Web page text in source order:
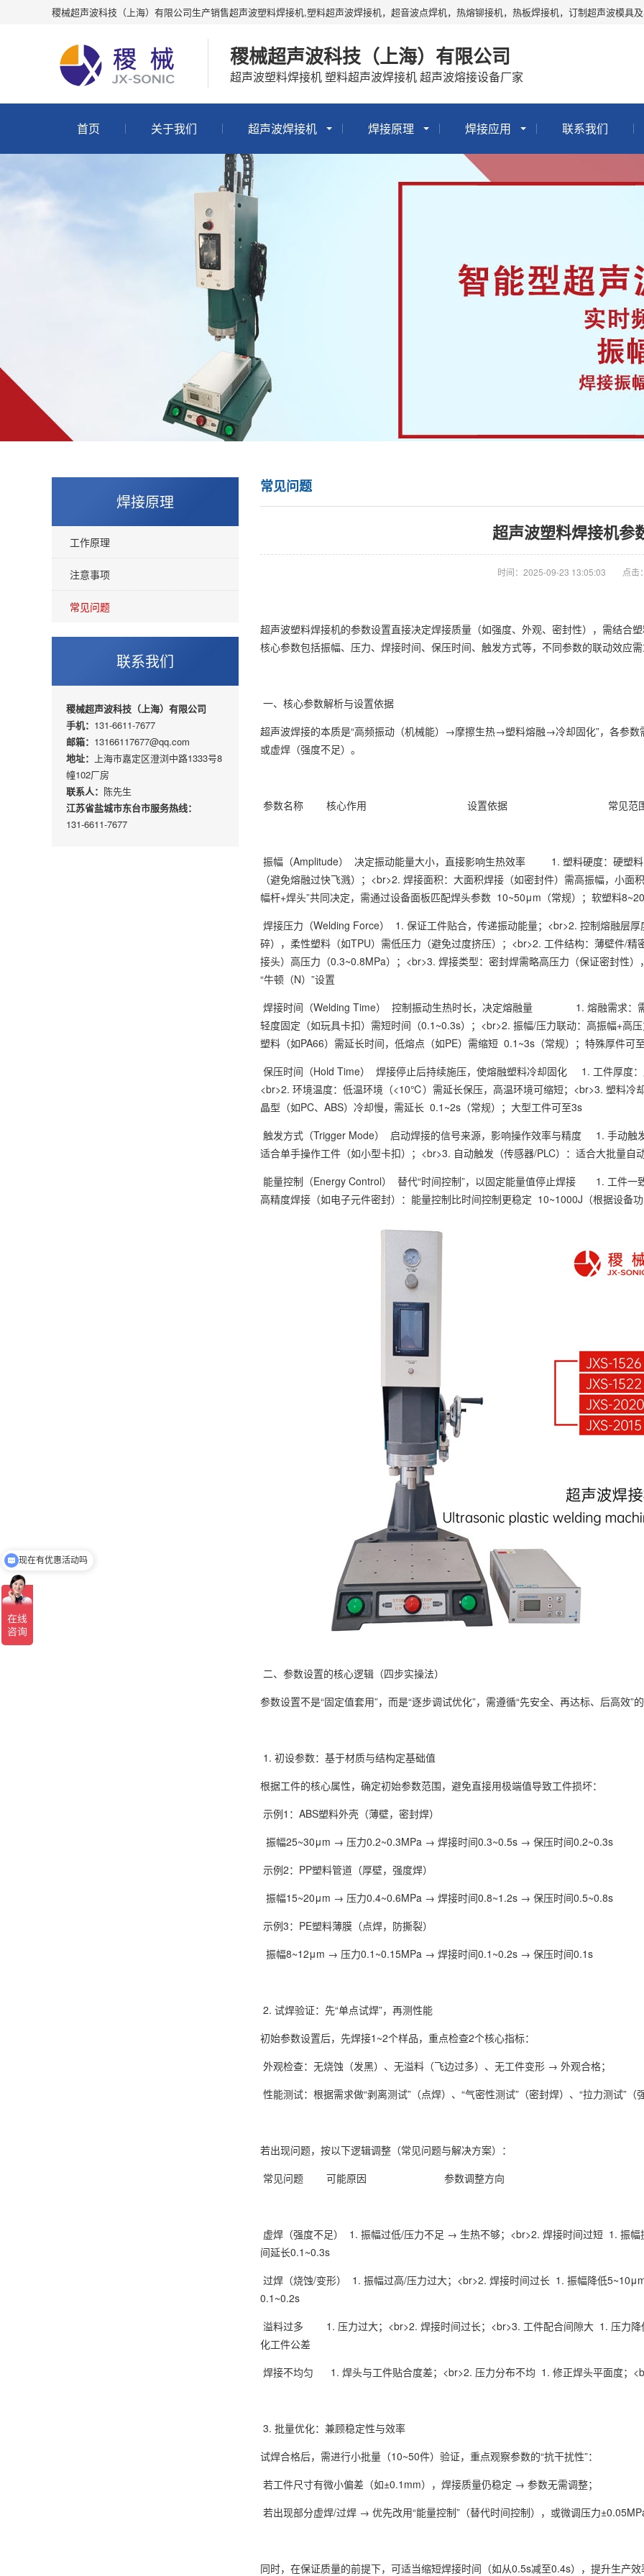
稷械超声波科技（上海）有限公司生产销售超声波塑料焊接机,塑料超声波焊接机，超音波点焊机，热熔铆接机，热板焊接机，订制超声波模具
稷械超声波科技（上海）有限公司
超声波塑料焊接机 塑料超声波焊接机 超声波熔接设备厂家
首页 关于我们 超声波焊接机 焊接原理 焊接应用 联系我们
焊接原理
工作原理
注意事项
常见问题
联系我们
稷械超声波科技（上海）有限公司
手机： 131-6611-7677
邮箱： 13166117677@qq.com
地址：
上海市嘉定区澄浏中路1333号8
幢102厂房
联系人： 陈先生
江苏省盐城市东台市服务热线：
131-6611-7677
常见问题
超声波塑料焊接机参
时间：2025-09-23 13:05:03 点击
超声波塑料焊接机的参数设置直接决定焊接质量（如强度、外观、密封性），需结合
核心参数包括振幅、压力、焊接时间、保压时间、触发方式等，不同参数的联动效应
一、核心参数解析与设置依据
超声波焊接的本质是“高频振动（机械能）→摩擦生热→塑料熔融→冷却固化”，各参数
或虚焊（强度不足）。
参数名称 核心作用 设置依据 常见
振幅（Amplitude） 决定振动能量大小，直接影响生热效率 1. 塑料硬度：硬塑料
（避免熔融过快飞溅）；<br>2. 焊接面积：大面积焊接（如密封件）需高振幅，小
幅杆+焊头”共同决定，需通过设备面板匹配焊头参数 10~50μm（常规）；软塑料
焊接压力（Welding Force） 1. 保证工件贴合，传递振动能量；<br>2. 控制熔融层
碎），柔性塑料（如TPU）需低压力（避免过度挤压）；<br>2. 工件结构：薄壁件/
接头）高压力（0.3~0.8MPa）；<br>3. 焊接类型：密封焊需略高压力（保证密封性
“牛顿（N）”设置
焊接时间（Welding Time） 控制振动生热时长，决定熔融量 1. 熔融需求：需
轻度固定（如玩具卡扣）需短时间（0.1~0.3s）；<br>2. 振幅/压力联动：高振幅+高
塑料（如PA66）需延长时间，低熔点（如PE）需缩短 0.1~3s（常规）；特殊
保压时间（Hold Time） 焊接停止后持续施压，使熔融塑料冷却固化 1. 工件厚度
<br>2. 环境温度：低温环境（<10℃）需延长保压，高温环境可缩短；<br>3. 塑料冷
晶型（如PC、ABS）冷却慢，需延长 0.1~2s（常规）；大型工件可至3s
触发方式（Trigger Mode） 启动焊接的信号来源，影响操作效率与精度 1. 手动触
适合单手操作工件（如小型卡扣）；<br>3. 自动触发（传感器/PLC
能量控制（Energy Control） 替代“时间控制”，以固定能量值停止焊接 1. 工件一
高精度焊接（如电子元件密封）：能量控制比时间控制更稳定 10~1000J（根据设
二、参数设置的核心逻辑（四步实操法）
参数设置不是“固定值套用”，而是“逐步调试优化”，需遵循“先安全、再达标、后高效”
1. 初设参数：基于材质与结构定基础值
根据工件的核心属性，确定初始参数范围，避免直接用极端值导致工件损坏：
示例1：ABS塑料外壳（薄壁，密封焊）
振幅25~30μm → 压力0.2~0.3MPa → 焊接时间0.3~0.5s → 保压时间0.2~0.3s
示例2：PP塑料管道（厚壁，强度焊）
振幅15~20μm → 压力0.4~0.6MPa → 焊接时间0.8~1.2s → 保压时间0.5~0.8s
示例3：PE塑料薄膜（点焊，防撕裂）
振幅8~12μm → 压力0.1~0.15MPa → 焊接时间0.1~0.2s → 保压时间0.1s
2. 试焊验证：先“单点试焊”，再测性能
初始参数设置后，先焊接1~2个样品，重点检查2个核心指标：
外观检查：无烧蚀（发黑）、无溢料（飞边过多）、无工件变形 → 外观合格；
性能测试：根据需求做“剥离测试”（点焊）、“气密性测试”（密封焊）、“拉力测试”
若出现问题，按以下逻辑调整（常见问题与解决方案）：
常见问题 可能原因 参数调整方向
虚焊（强度不足） 1. 振幅过低/压力不足 → 生热不够；<br>2. 焊接时间过短 1. 振
间延长0.1~0.3s
过焊（烧蚀/变形） 1. 振幅过高/压力过大；<br>2. 焊接时间过长 1. 振幅降低
0.1~0.2s
溢料过多 1. 压力过大；<br>2. 焊接时间过长；<br>3. 工件配合间隙大 1. 压力降
化工件公差
焊接不均匀 1. 焊头与工件贴合度差；<br>2. 压力分布不均 1. 修正焊头平面度；
3. 批量优化：兼顾稳定性与效率
试焊合格后，需进行小批量（10~50件）验证，重点观察参数的“抗干扰性”：
若工件尺寸有微小偏差（如±0.1mm），焊接质量仍稳定 → 参数无需调整；
若出现部分虚焊/过焊 → 优先改用“能量控制”（替代时间控制），或微调压力
同时，在保证质量的前提下，可适当缩短焊接时间（如从0.5s减至0.4s），提升生产效
现在有优惠活动吗